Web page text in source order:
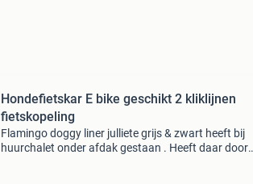
Hondefietskar E bike geschikt 2 kliklijnen
fietskopeling
Flamingo doggy liner julliete grijs & zwart heeft bij
huurchalet onder afdak gestaan . Heeft daar door